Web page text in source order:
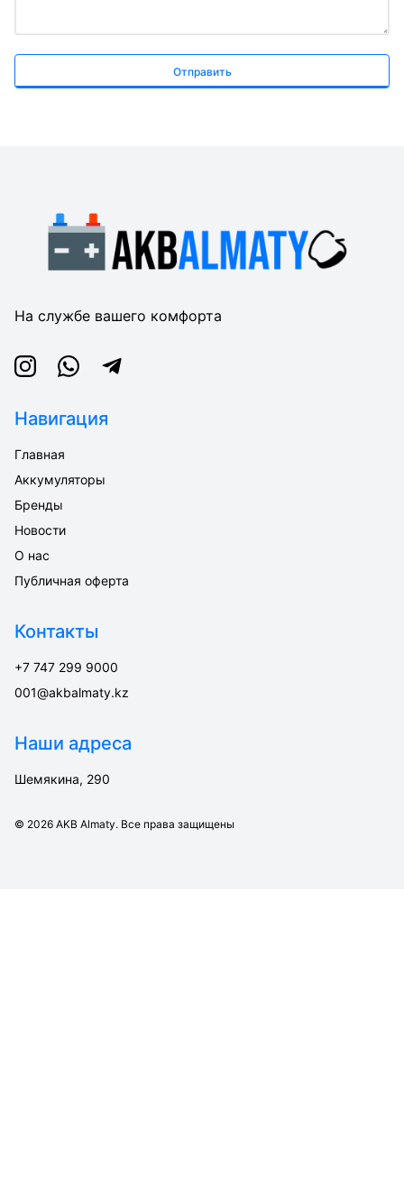
Отправить
На службе вашего комфорта
InstagramWhatsappTelegram
Навигация
Главная
Аккумуляторы
Бренды
Новости
О нас
Публичная оферта
Контакты
+7 747 299 9000
001@akbalmaty.kz
Наши адреса
Шемякина, 290
© 2026 AKB Almaty. Все права защищены